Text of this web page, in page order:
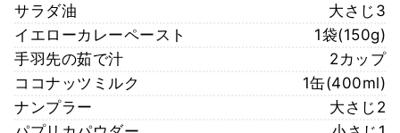
サラダ油
大さじ3
イエローカレーペースト
1袋(150g)
手羽先の茹で汁
2カップ
ココナッツミルク
1缶(400ml)
ナンプラー
大さじ2